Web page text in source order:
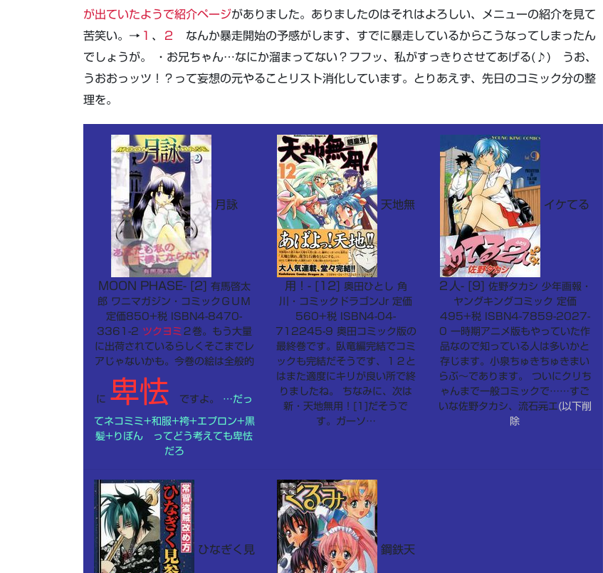
が出ていたようで紹介ページがありました。ありましたのはそれはよろしい、メニューの紹介を見て
苦笑い。→ １ 、 ２
なんか暴走開始の予感がします、すでに暴走しているからこうなってしまったん
でしょうが。 ・お兄ちゃん…なにか溜まってない？フフッ、私がすっきりさせてあげる(♪) うお、
うおおっッツ！？って妄想の元やることリスト消化しています。とりあえず、先日のコミック分の整
理を。
月詠
MOON PHASE- [2] 有馬啓太
郎 ワニマガジン・コミックＧＵＭ
定価850+税 ISBN4-8470-
3361-2 ツクヨミ ２巻。もう大量
に出荷されているらしくそこまでレ
アじゃないかも。今巻の絵は全般的
に 卑怯 ですよ。 …だっ
てネコミミ+和服+袴+エプロン+黒
髪+りぼん ってどう考えても卑怯
だろ
天地無
用！- [12] 奥田ひとし 角
川・コミックドラゴンJr 定価
560+税 ISBN4-04-
712245-9 奥田コミック版の
最終巻です。臥竜編完結でコミ
ックも完結だそうです、１２と
はまた適度にキリが良い所で終
りましたね。 ちなみに、次は
新・天地無用！[1]だそうで
す。ガーソ…
イケてる
２人- [9] 佐野タカシ 少年画報・
ヤングキングコミック 定価
495+税 ISBN4-7859-2027-
0 一時期アニメ版もやっていた作
品なので知っている人は多いかと
存じます。小泉ちゅきちゅきまい
らぶ～であります。 ついにクリち
ゃんまで一般コミックで……すご
いな佐野タカシ、流石元エ(以下削
除
ひなぎく見 鋼鉄天